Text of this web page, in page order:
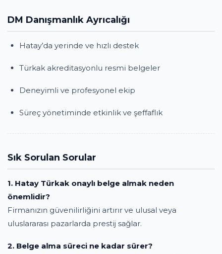
DM Danışmanlık Ayrıcalığı
Hatay’da yerinde ve hızlı destek
Türkak akreditasyonlu resmi belgeler
Deneyimli ve profesyonel ekip
Süreç yönetiminde etkinlik ve şeffaflık
Sık Sorulan Sorular
1. Hatay Türkak onaylı belge almak neden
önemlidir?
Firmanızın güvenilirliğini artırır ve ulusal veya
uluslararası pazarlarda prestij sağlar.
2. Belge alma süreci ne kadar sürer?